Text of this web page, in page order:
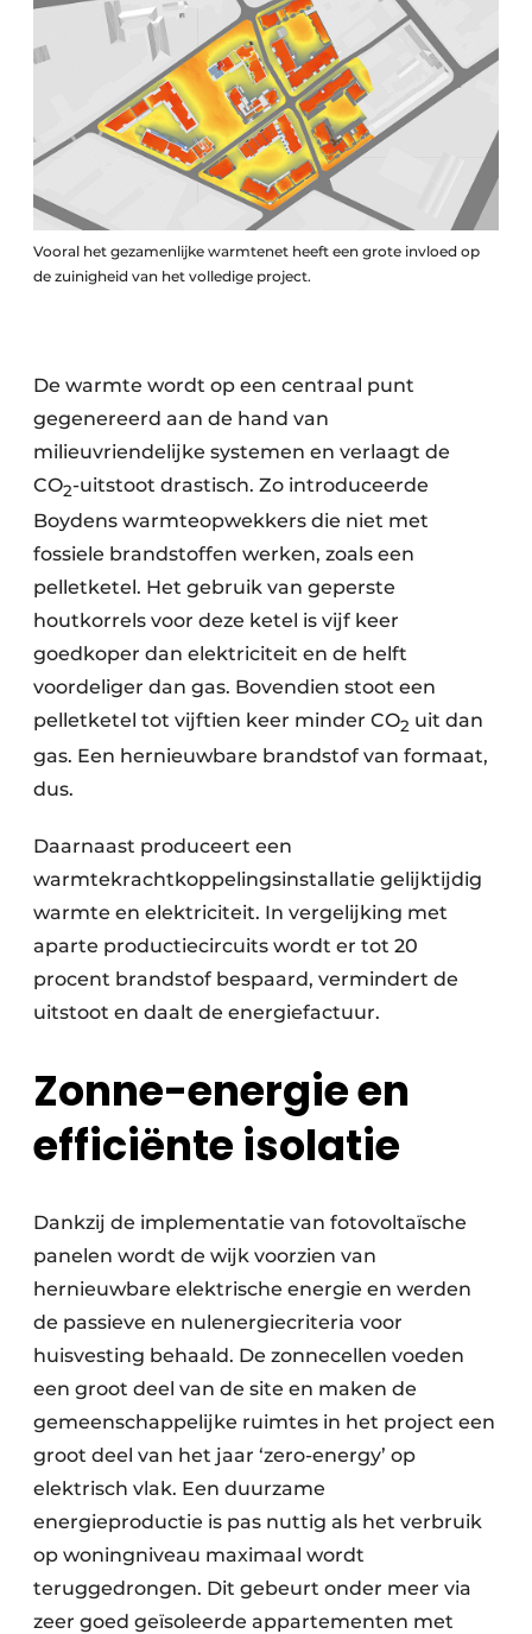
Vooral het gezamenlijke warmtenet heeft een grote invloed op
de zuinigheid van het volledige project.
De warmte wordt op een centraal punt
gegenereerd aan de hand van
milieuvriendelijke systemen en verlaagt de
CO2-uitstoot drastisch. Zo introduceerde
Boydens warmteopwekkers die niet met
fossiele brandstoffen werken, zoals een
pelletketel. Het gebruik van geperste
houtkorrels voor deze ketel is vijf keer
goedkoper dan elektriciteit en de helft
voordeliger dan gas. Bovendien stoot een
pelletketel tot vijftien keer minder CO2 uit dan
gas. Een hernieuwbare brandstof van formaat,
dus.
Daarnaast produceert een
warmtekrachtkoppelingsinstallatie gelijktijdig
warmte en elektriciteit. In vergelijking met
aparte productiecircuits wordt er tot 20
procent brandstof bespaard, vermindert de
uitstoot en daalt de energiefactuur.
Zonne-energie en
efficiënte isolatie
Dankzij de implementatie van fotovoltaïsche
panelen wordt de wijk voorzien van
hernieuwbare elektrische energie en werden
de passieve en nulenergiecriteria voor
huisvesting behaald. De zonnecellen voeden
een groot deel van de site en maken de
gemeenschappelijke ruimtes in het project een
groot deel van het jaar ‘zero-energy’ op
elektrisch vlak. Een duurzame
energieproductie is pas nuttig als het verbruik
op woningniveau maximaal wordt
teruggedrongen. Dit gebeurt onder meer via
zeer goed geïsoleerde appartementen met